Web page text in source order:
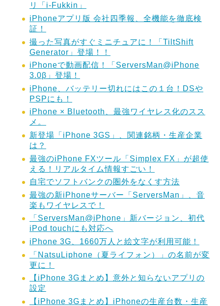
リ「i-Fukkin」
iPhoneアプリ版 会社四季報、全機能を徹底検
証！
撮った写真がすぐミニチュアに！「TiltShift
Generator」登場！！
iPhoneで動画配信！「ServersMan@iPhone
3.0β」登場！
iPhone、バッテリー切れにはこの１台！DSや
PSPにも！
iPhone × Bluetooth、最強ワイヤレス化のスス
メ。
新登場「iPhone 3GS」、関連銘柄・生産企業
は？
最強のiPhone FXツール「Simplex FX」が超使
える！リアルタイム情報すごい！
自宅でソフトバンクの圏外をなくす方法
最強の新iPhoneサーバー「ServersMan」、音
楽もワイヤレスで！
「ServersMan@iPhone」新バージョン、初代
iPod touchにも対応へ
iPhone 3G、1660万人と絵文字が利用可能！
「NatsuLiphone（夏ライフォン）」の名前が変
更に！
【iPhone 3Gまとめ】意外と知らないアプリの
設定
【iPhone 3Gまとめ】iPhoneの生産台数・生産